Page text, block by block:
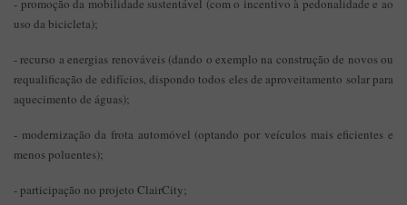
- promoção da mobilidade sustentável (com o incentivo à pedonalidade e ao
uso da bicicleta);
- recurso a energias renováveis (dando o exemplo na construção de novos ou
requalificação de edifícios, dispondo todos eles de aproveitamento solar para
aquecimento de águas);
- modernização da frota automóvel (optando por veículos mais eficientes e
menos poluentes);
- participação no projeto ClairCity;